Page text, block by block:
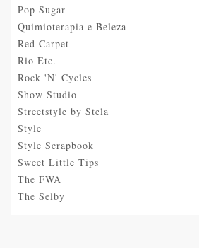
Pop Sugar
Quimioterapia e Beleza
Red Carpet
Rio Etc.
Rock 'N' Cycles
Show Studio
Streetstyle by Stela
Style
Style Scrapbook
Sweet Little Tips
The FWA
The Selby